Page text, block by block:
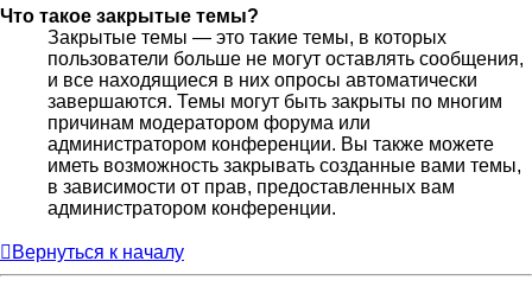
Что такое закрытые темы?
Закрытые темы — это такие темы, в которых
пользователи больше не могут оставлять сообщения,
и все находящиеся в них опросы автоматически
завершаются. Темы могут быть закрыты по многим
причинам модератором форума или
администратором конференции. Вы также можете
иметь возможность закрывать созданные вами темы,
в зависимости от прав, предоставленных вам
администратором конференции.
Вернуться к началу